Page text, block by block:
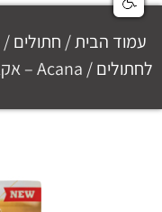
עמוד הבית/ חתולים/
לחתולים/ Acana – אקאנה מזון לחתול בוגר הרווסט 1.8 ק"ג